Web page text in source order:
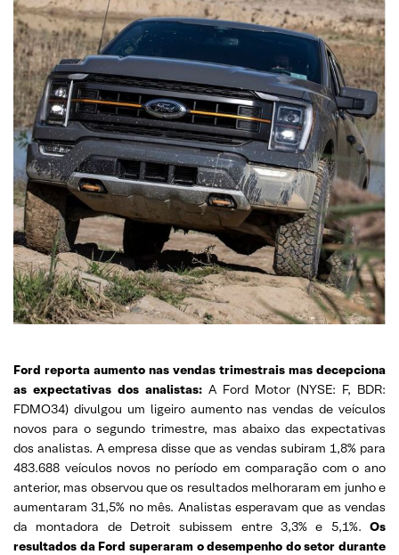
Ford reporta aumento nas vendas trimestrais mas decepciona
as expectativas dos analistas: A Ford Motor (NYSE: F, BDR:
FDMO34) divulgou um ligeiro aumento nas vendas de veículos
novos para o segundo trimestre, mas abaixo das expectativas
dos analistas. A empresa disse que as vendas subiram 1,8% para
483.688 veículos novos no período em comparação com o ano
anterior, mas observou que os resultados melhoraram em junho e
aumentaram 31,5% no mês. Analistas esperavam que as vendas
da montadora de Detroit subissem entre 3,3% e 5,1%. Os
resultados da Ford superaram o desempenho do setor durante